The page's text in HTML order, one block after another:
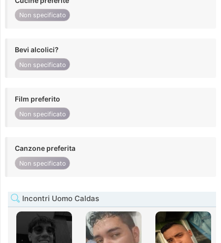
Non specificato
Bevi alcolici?
Non specificato
Film preferito
Non specificato
Canzone preferita
Non specificato
Incontri Uomo Caldas